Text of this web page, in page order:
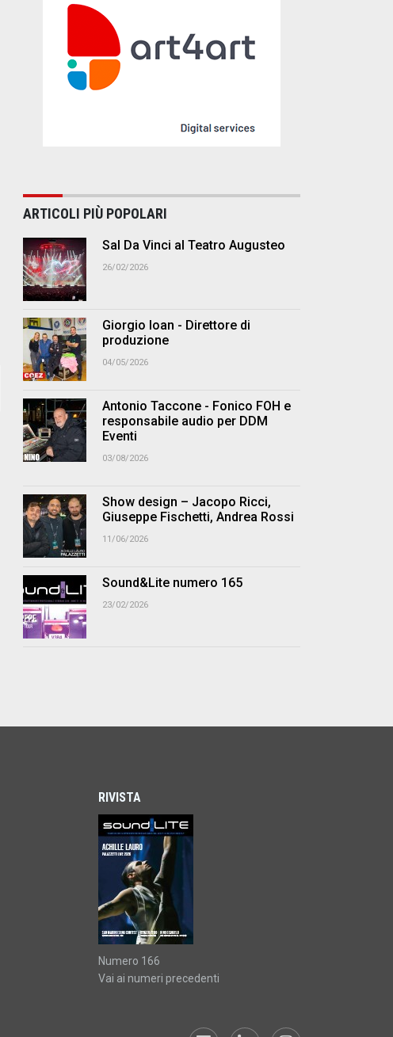
ARTICOLI PIÙ POPOLARI
Sal Da Vinci al Teatro Augusteo
26/02/2026
Giorgio Ioan - Direttore di
produzione
04/05/2026
Antonio Taccone - Fonico FOH e
responsabile audio per DDM
Eventi
03/08/2026
Show design – Jacopo Ricci,
Giuseppe Fischetti, Andrea Rossi
11/06/2026
Sound&Lite numero 165
23/02/2026
RIVISTA
Numero 166
Vai ai numeri precedenti